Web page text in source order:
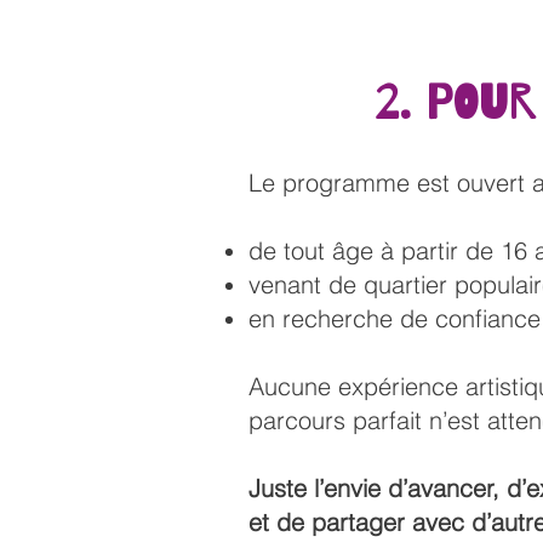
2.
Le programme est ouvert
de tout âge à partir de 16
venant de quartier
en recherche de
Aucune expérience
parcours parfait n’est
Juste l’envie d’avancer,
et de partager avec